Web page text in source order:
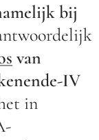
bij
van
IV
in